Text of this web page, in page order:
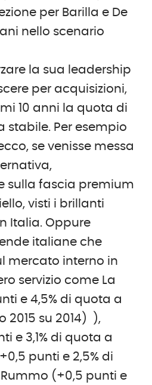
per Barilla e De
nello scenario
la sua leadership
per acquisizioni,
10 anni la quota di
stabile. Per esempio
se venisse messa
sulla fascia premium
visti i brillanti
Italia. Oppure
italiane che
mercato interno in
servizio come La
e 4,5% di quota a
2015 su 2014) ),
e 3,1% di quota a
punti e 2,5% di
(+0,5 punti e